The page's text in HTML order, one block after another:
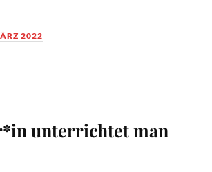
2022
unterrichtet man